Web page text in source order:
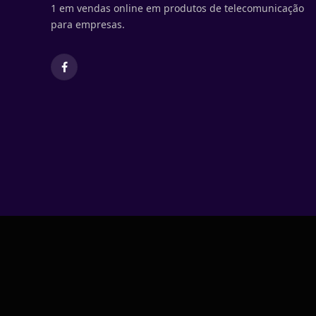
1 em vendas online em produtos de telecomunicação
para empresas.
Facebook